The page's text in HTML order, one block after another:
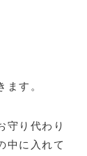
す。
守り代わり
中に入れて